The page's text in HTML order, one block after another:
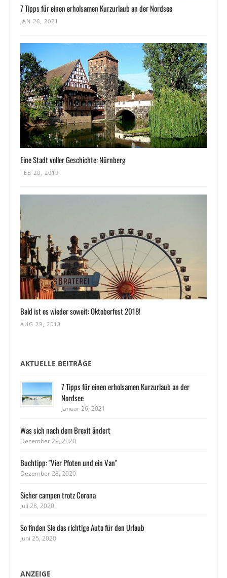
7 Tipps für einen erholsamen Kurzurlaub an der Nordsee
JAN 26, 2021
Eine Stadt voller Geschichte: Nürnberg
FEB 20, 2019
Bald ist es wieder soweit: Oktoberfest 2018!
AUG 29, 2018
AKTUELLE BEITRÄGE
7 Tipps für einen erholsamen Kurzurlaub an der
Nordsee
Januar 26, 2021
Was sich nach dem Brexit ändert
Dezember 29, 2020
Buchtipp: "Vier Pfoten und ein Van"
Dezember 28, 2020
Sicher campen trotz Corona
Juli 28, 2020
So finden Sie das richtige Auto für den Urlaub
Juni 25, 2020
ANZEIGE